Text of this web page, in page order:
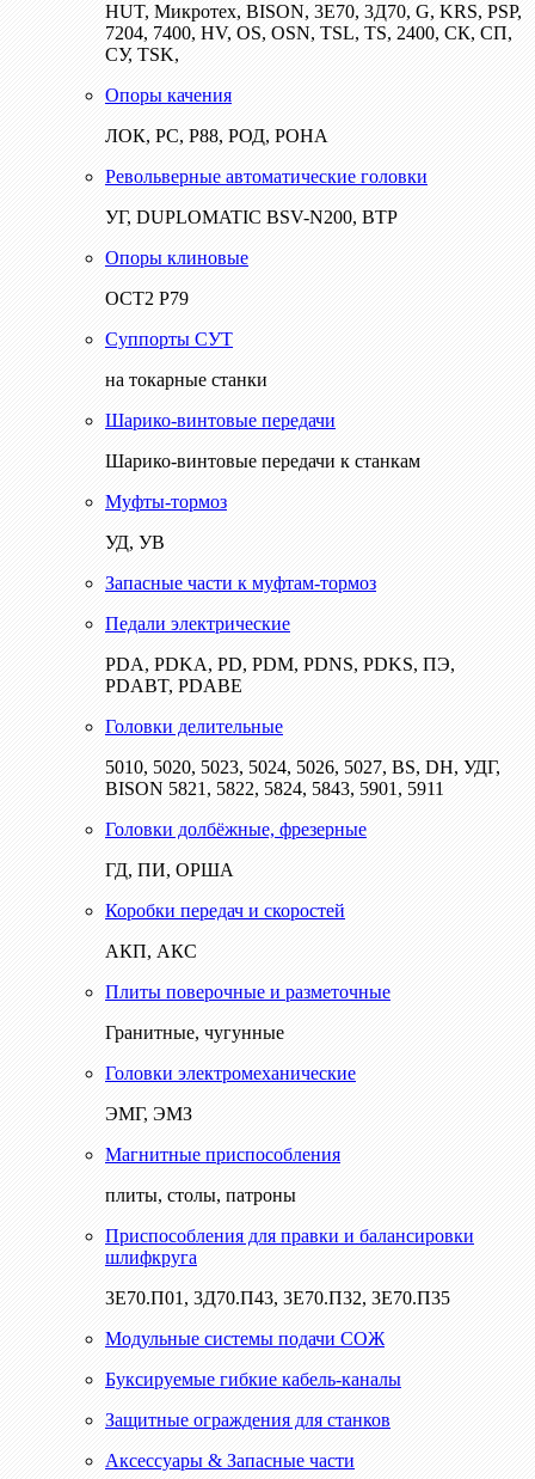
HUT, Микротех, BISON, 3Е70, 3Д70, G, KRS, PSP,
7204, 7400, HV, OS, OSN, TSL, TS, 2400, СК, СП,
СУ, TSK,
Опоры качения
ЛОК, РС, Р88, РОД, РОНА
Револьверные автоматические головки
УГ, DUPLOMATIC BSV-N200, ВТР
Опоры клиновые
ОСТ2 Р79
Суппорты СУТ
на токарные станки
Шарико-винтовые передачи
Шарико-винтовые передачи к станкам
Муфты-тормоз
УД, УВ
Запасные части к муфтам-тормоз
Педали электрические
PDA, PDKA, PD, PDM, PDNS, PDKS, ПЭ,
PDABT, PDABE
Головки делительные
5010, 5020, 5023, 5024, 5026, 5027, BS, DH, УДГ,
BISON 5821, 5822, 5824, 5843, 5901, 5911
Головки долбёжные, фрезерные
ГД, ПИ, ОРША
Коробки передач и скоростей
АКП, АКС
Плиты поверочные и разметочные
Гранитные, чугунные
Головки электромеханические
ЭМГ, ЭМЗ
Магнитные приспособления
плиты, столы, патроны
Приспособления для правки и балансировки
шлифкруга
3Е70.П01, 3Д70.П43, 3Е70.П32, 3Е70.П35
Модульные системы подачи СОЖ
Буксируемые гибкие кабель-каналы
Защитные ограждения для станков
Аксессуары & Запасные части